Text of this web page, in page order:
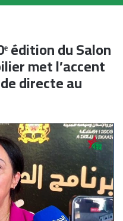
édition du Salon
met l’accent
directe au